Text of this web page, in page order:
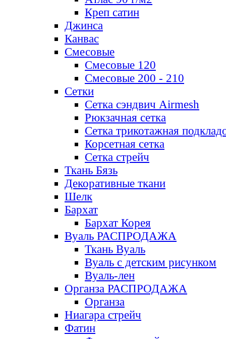
Креп сатин
Джинса
Канвас
Смесовые
Смесовые 120
Смесовые 200 - 210
Сетки
Сетка сэндвич Airmesh
Рюкзачная сетка
Сетка трикотажная
Корсетная сетка
Сетка стрейч
Ткань Бязь
Декоративные ткани
Шелк
Бархат
Бархат Корея
Вуаль РАСПРОДАЖА
Ткань Вуаль
Вуаль с детским рисунком
Вуаль-лен
Органза РАСПРОДАЖА
Органза
Ниагара стрейч
Фатин